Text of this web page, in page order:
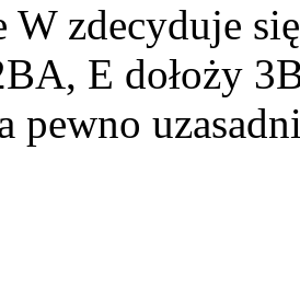
W zdecyduje
E dołoży
pewno